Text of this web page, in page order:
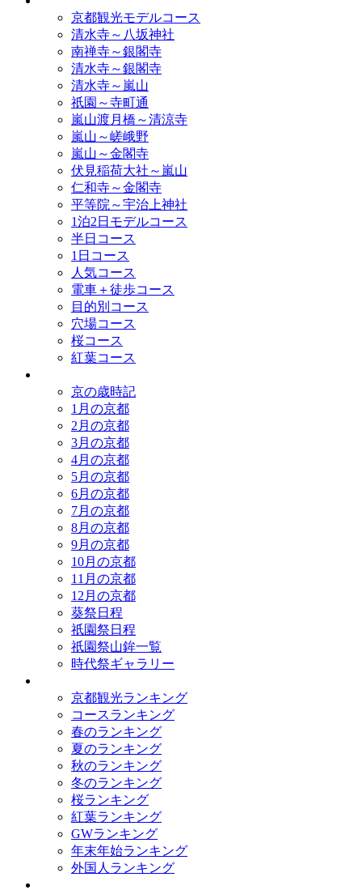
京都観光モデルコース
清水寺～八坂神社
南禅寺～銀閣寺
清水寺～銀閣寺
清水寺～嵐山
祇園～寺町通
嵐山渡月橋～清涼寺
嵐山～嵯峨野
嵐山～金閣寺
伏見稲荷大社～嵐山
仁和寺～金閣寺
平等院～宇治上神社
1泊2日モデルコース
半日コース
1日コース
人気コース
電車＋徒歩コース
目的別コース
穴場コース
桜コース
紅葉コース
京の歳時記
1月の京都
2月の京都
3月の京都
4月の京都
5月の京都
6月の京都
7月の京都
8月の京都
9月の京都
10月の京都
11月の京都
12月の京都
葵祭日程
祇園祭日程
祇園祭山鉾一覧
時代祭ギャラリー
京都観光ランキング
コースランキング
春のランキング
夏のランキング
秋のランキング
冬のランキング
桜ランキング
紅葉ランキング
GWランキング
年末年始ランキング
外国人ランキング